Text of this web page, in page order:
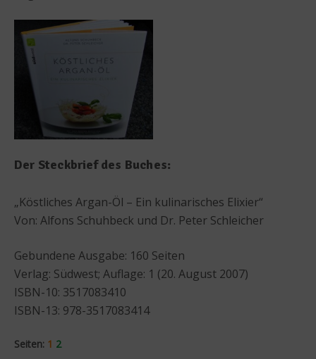
Der Steckbrief des Buches:
„Köstliches Argan-Öl – Ein kulinarisches Elixier“
Von: Alfons Schuhbeck und Dr. Peter Schleicher
Gebundene Ausgabe: 160 Seiten
Verlag: Südwest; Auflage: 1 (20. August 2007)
ISBN-10: 3517083410
ISBN-13: 978-3517083414
Seiten: 1 2